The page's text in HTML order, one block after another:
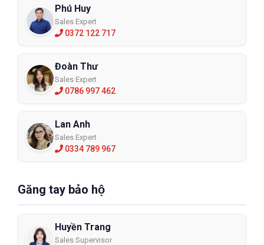
Phú Huy
Sales Expert
0372 122 717
Đoàn Thư
Sales Expert
0786 997 462
Lan Anh
Sales Expert
0334 789 967
Găng tay bảo hộ
Huyền Trang
Sales Supervisor